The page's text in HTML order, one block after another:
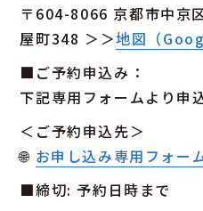
〒604-8066 京都市中京
屋町348 ＞＞地図（
■ご予約申込み：
下記専用フォームより申
＜ご予約申込先＞
🌐 お申し込み専用フォー
■締切: 予約日時まで